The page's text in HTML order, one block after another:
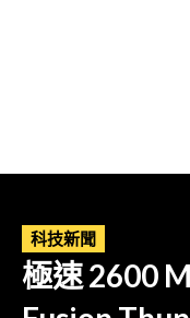
科技新聞
極速 2600